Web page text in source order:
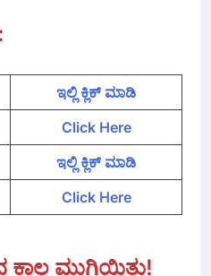
ಇಲ್ಲಿ ಕ್ಲಿಕ್‌ ಮಾಡಿ
Click Here
ಇಲ್ಲಿ ಕ್ಲಿಕ್‌ ಮಾಡಿ
Click Here
ಕಾಲ ಮುಗಿಯಿತು!